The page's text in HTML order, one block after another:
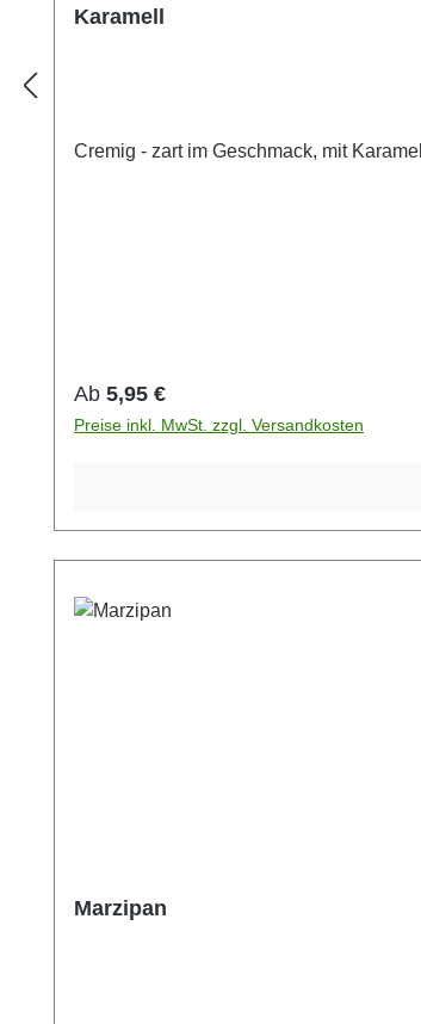
Karamell
Regulärer Preis:
Ab 5,95 €
Preise inkl. MwSt. zzgl. Versandkosten
Marzipan